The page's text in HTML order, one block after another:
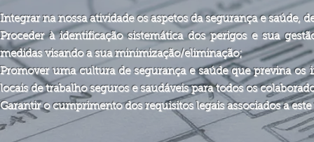
Integrar na nossa atividade os aspetos da segurança e
Proceder à identificação sistemática dos perigos e sua
medidas visando a sua minimização/eliminação;
Promover uma cultura de segurança e saúde que previna os
locais de trabalho seguros e saudáveis para todos os
Garantir o cumprimento dos requisitos legais associados a este